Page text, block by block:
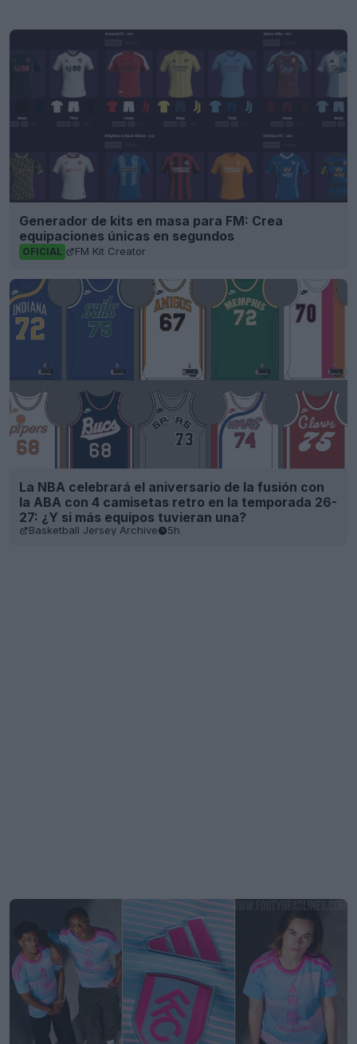
Generador de kits en masa para FM: Crea
equipaciones únicas en segundos
OFICIAL FM Kit Creator
La NBA celebrará el aniversario de la fusión con
la ABA con 4 camisetas retro en la temporada 26-
27: ¿Y si más equipos tuvieran una?
Basketball Jersey Archive 5h